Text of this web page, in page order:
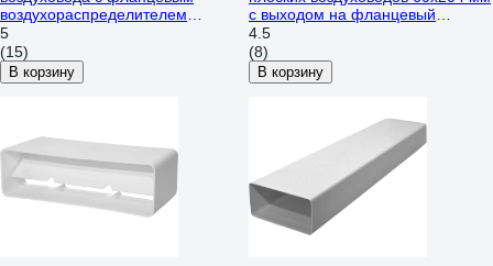
воздухораспределителем
60х120/D100 ERA 612СК10ФП
210-058
5
(15)
В корзину
с выходом на фланцевый
воздухораспределитель 125 мм
ERA 620ТФ12,5П 210-073
4.5
(8)
В корзину